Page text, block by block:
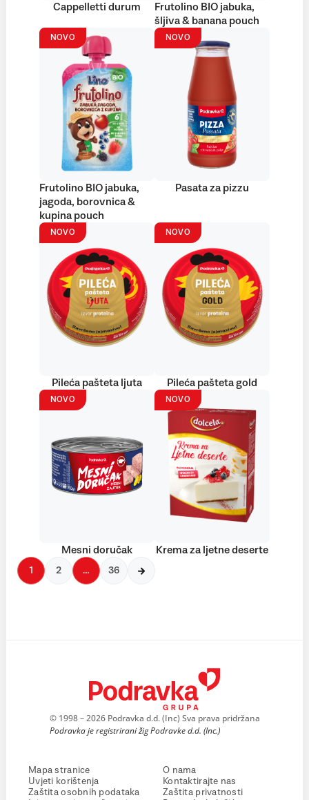
Cappelletti durum
Frutolino BIO jabuka,
šljiva & banana pouch
NOVO
Frutolino BIO jabuka,
jagoda, borovnica &
kupina pouch
NOVO
Pasata za pizzu
NOVO
Pileća pašteta ljuta
NOVO
Pileća pašteta gold
NOVO
Mesni doručak
NOVO
Krema za ljetne deserte
1 2 … 36
© 1998 – 2026 Podravka d.d. (Inc) Sva prava pridržana
Podravka je registrirani žig Podravke d.d. (Inc.)
Mapa stranice
Uvjeti korištenja
Zaštita osobnih podataka
O nama
Kontaktirajte nas
Zaštita privatnosti